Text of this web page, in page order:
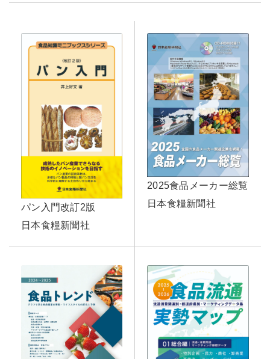
パン入門改訂2版
日本食糧新聞社
2025食品メーカー総覧
日本食糧新聞社